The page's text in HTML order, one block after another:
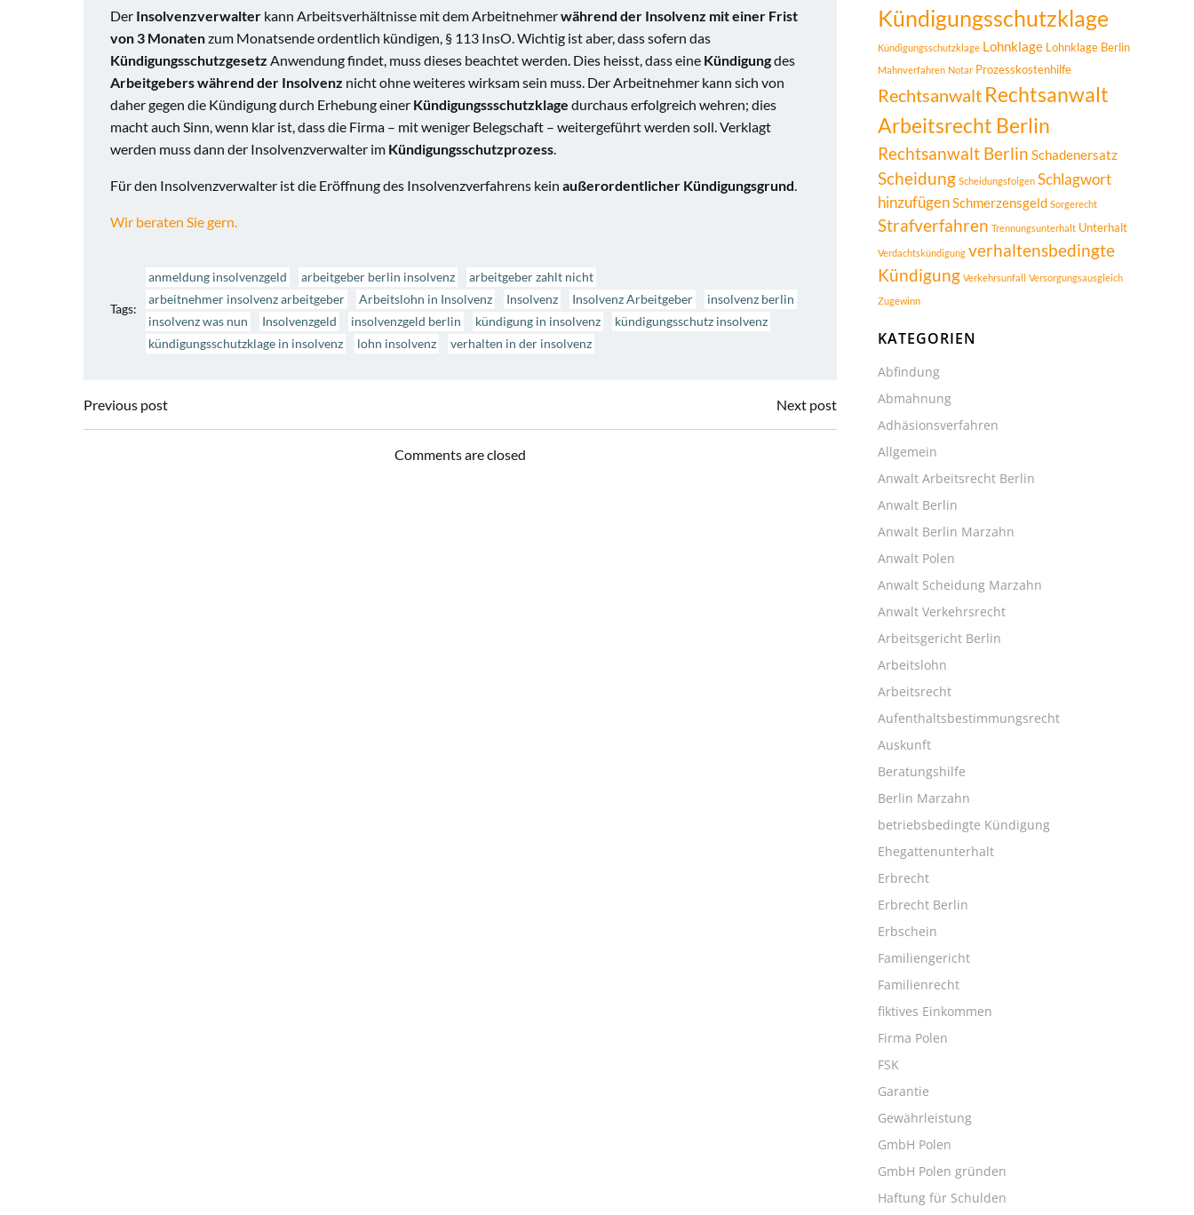
Der Insolvenzverwalter kann Arbeitsverhältnisse mit dem Arbeitnehmerwährend der Insolvenz mit einer Frist
von 3 Monatenzum Monatsende ordentlich kündigen, § 113 InsO. Wichtig ist aber, dass sofern das
Kündigungsschutzgesetz Anwendung findet, muss dieses beachtet werden. Dies heisst, dass eine Kündigungdes
Arbeitgebers während der Insolvenz nicht ohne weiteres wirksam sein muss. Der Arbeitnehmer kann sich von
daher gegen die Kündigung durch Erhebung einer Kündigungssschutzklage durchaus erfolgreich wehren; dies
macht auch Sinn, wenn klar ist, dass die Firma – mit weniger Belegschaft – weitergeführt werden soll. Verklagt
werden muss dann der Insolvenzverwalter im Kündigungsschutzprozess.
Für den Insolvenzverwalter ist die Eröffnung des Insolvenzverfahrens kein außerordentlicher Kündigungsgrund.
Wir beraten Sie gern.
Tags:
anmeldung insolvenzgeld arbeitgeber berlin insolvenz
arbeitgeber zahlt nicht
arbeitnehmer insolvenz arbeitgeber
Arbeitslohn in Insolvenz Insolvenz Insolvenz Arbeitgeber
insolvenz berlin
insolvenz was nun
Insolvenzgeld insolvenzgeld berlin kündigung in insolvenz
kündigungsschutz insolvenz
kündigungsschutzklage in insolvenz
lohn insolvenz verhalten in der insolvenz
Beitragsnavigation
Previous post Next post
Comments are closed
Kündigungsschutzklage
Kündigungsschutzklage Lohnklage Lohnklage Berlin
Mahnverfahren Notar Prozesskostenhilfe
Rechtsanwalt Rechtsanwalt
Arbeitsrecht Berlin
Rechtsanwalt Berlin Schadenersatz
Scheidung Scheidungsfolgen Schlagwort
hinzufügenSchmerzensgeld Sorgerecht
Strafverfahren Trennungsunterhalt Unterhalt
Verdachtskündigung verhaltensbedingte
Kündigung Verkehrsunfall Versorgungsausgleich
Zugewinn
KATEGORIEN
Abfindung
Abmahnung
Adhäsionsverfahren
Allgemein
Anwalt Arbeitsrecht Berlin
Anwalt Berlin
Anwalt Berlin Marzahn
Anwalt Polen
Anwalt Scheidung Marzahn
Anwalt Verkehrsrecht
Arbeitsgericht Berlin
Arbeitslohn
Arbeitsrecht
Aufenthaltsbestimmungsrecht
Auskunft
Beratungshilfe
Berlin Marzahn
betriebsbedingte Kündigung
Ehegattenunterhalt
Erbrecht
Erbrecht Berlin
Erbschein
Familiengericht
Familienrecht
fiktives Einkommen
Firma Polen
FSK
Garantie
Gewährleistung
GmbH Polen
GmbH Polen gründen
Haftung für Schulden